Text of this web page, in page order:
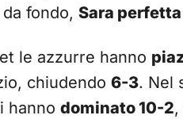
fondo, Sara
le azzurre hanno
chiudendo 6-3. Nel
hanno dominato 10-2